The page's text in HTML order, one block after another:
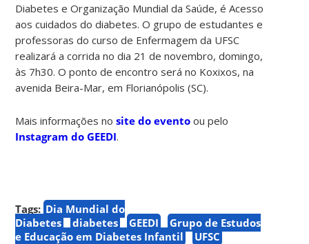
Diabetes e Organização Mundial da Saúde, é Acesso
aos cuidados do diabetes. O grupo de estudantes e
professoras do curso de Enfermagem da UFSC
realizará a corrida no dia 21 de novembro, domingo,
às 7h30. O ponto de encontro será no Koxixos, na
avenida Beira-Mar, em Florianópolis (SC).
Mais informações nosite do evento ou pelo
Instagram do GEEDI.
Tags: Dia Mundial do
Diabetes
diabetes GEEDI
Grupo de Estudos
e Educação em Diabetes Infantil
UFSC